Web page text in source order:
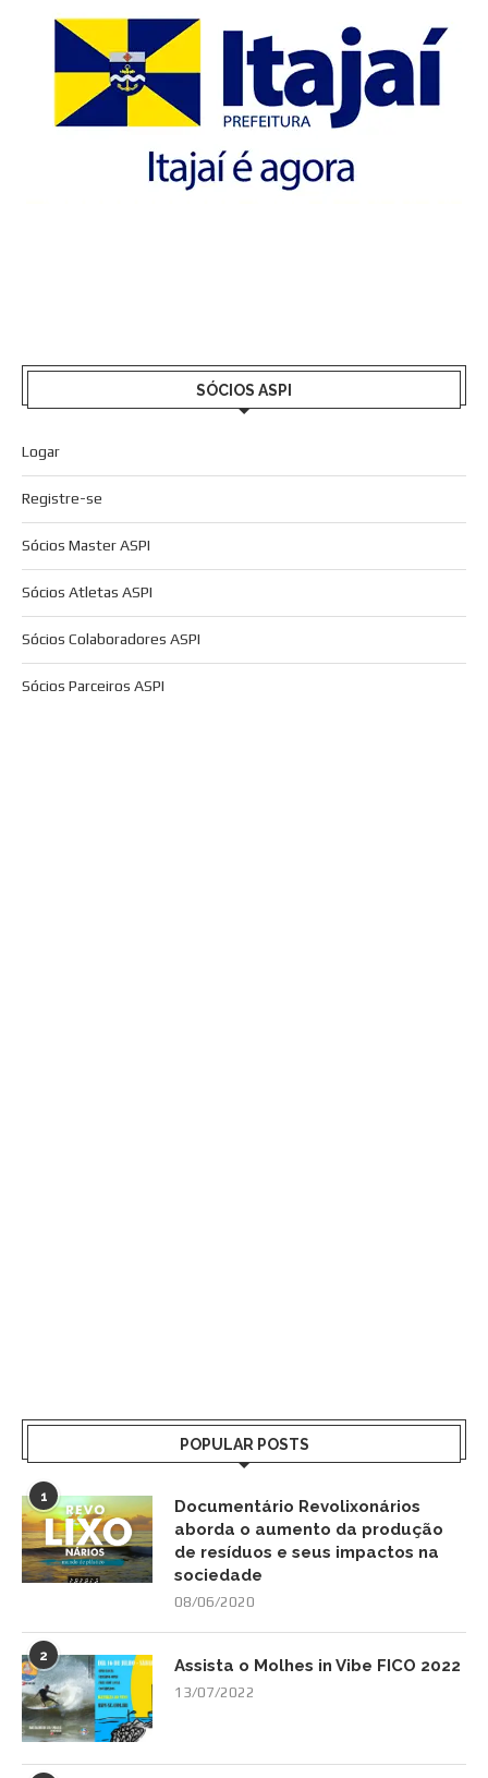
SÓCIOS ASPI
Logar
Registre-se
Sócios Master ASPI
Sócios Atletas ASPI
Sócios Colaboradores ASPI
Sócios Parceiros ASPI
POPULAR POSTS
1
Documentário Revolixonários
aborda o aumento da produção
de resíduos e seus impactos na
sociedade
08/06/2020
2 Assista o Molhes in Vibe FICO 2022
13/07/2022